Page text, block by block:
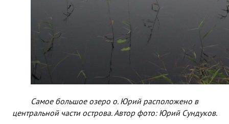
Самое большое озеро о. Юрий расположено в
центральной части острова. Автор фото: Юрий Сундуков.